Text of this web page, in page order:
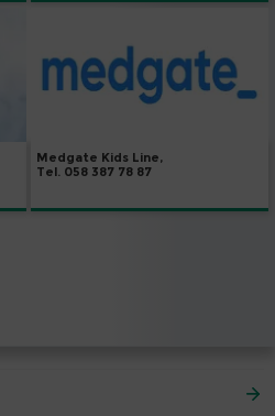
Medgate Kids Line,
Tel. 058 387 78 87